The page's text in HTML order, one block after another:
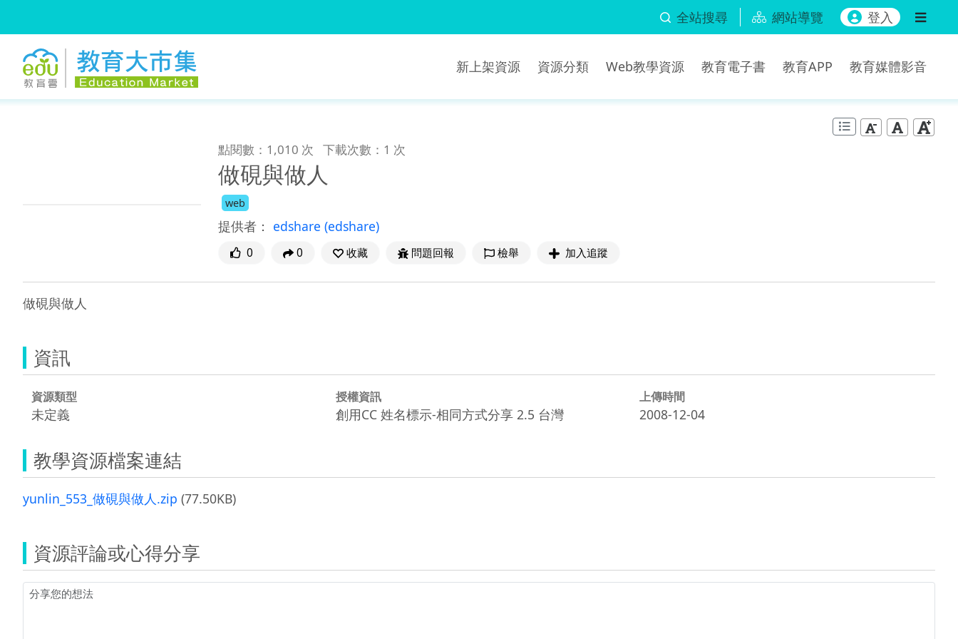
全站搜尋 網站導覽 登入
新上架資源 資源分類 Web教學資源 教育電子書 教育APP 教育媒體影音
點閱數：1,010 次 下載次數：1 次
做硯與做人
web
提供者： edshare (edshare)
0 0 收藏 問題回報 檢舉 加入追蹤
做硯與做人
資訊
資源類型
未定義
授權資訊
創用CC 姓名標示-相同方式分享 2.5 台灣
上傳時間
2008-12-04
教學資源檔案連結
yunlin_553_做硯與做人.zip (77.50KB)
資源評論或心得分享